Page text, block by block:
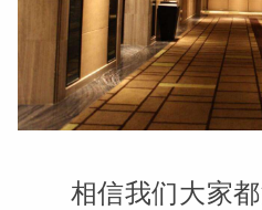
相信我们大家